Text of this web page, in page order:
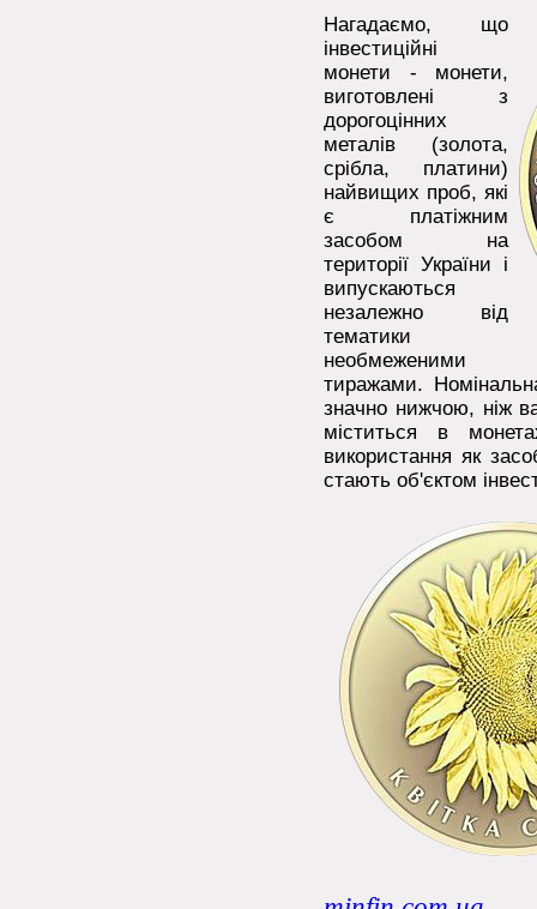
Нагадаємо, що
інвестиційні
монети - монети,
виготовлені з
дорогоцінних
металів (золота,
срібла, платини)
найвищих проб, які
є платіжним
засобом на
території України і
випускаються
незалежно від
тематики
необмеженими
тиражами.
значно нижчою, ніж
міститься в
використання як
стають об'єктом